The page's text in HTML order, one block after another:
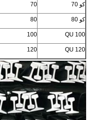
کو 70 70
کو 80 80
QU 100
100
QU 120
120